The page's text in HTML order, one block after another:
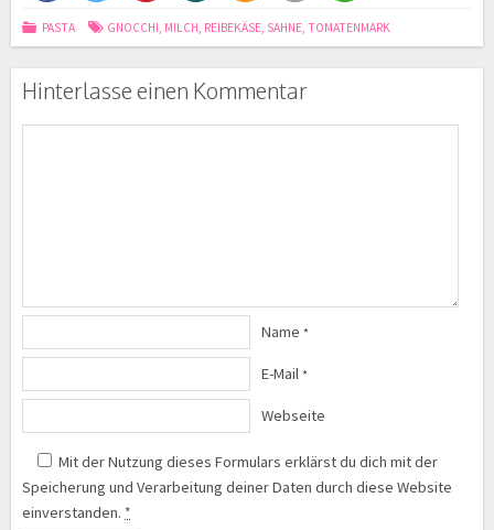
PASTA GNOCCHI, MILCH, REIBEKÄSE, SAHNE,TOMATENMARK
Hinterlasse einen Kommentar
Name *
E-Mail *
Webseite
Mit der Nutzung dieses Formulars erklärst du dich mit der
Speicherung und Verarbeitung deiner Daten durch diese Website
einverstanden. *